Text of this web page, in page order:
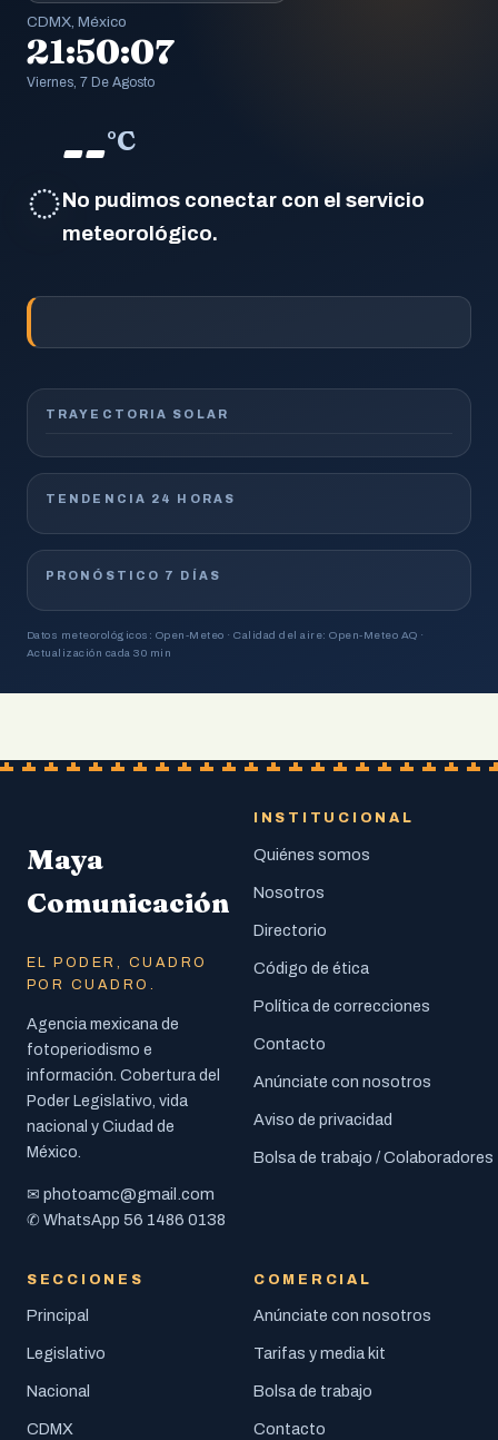
CDMX, México
21:50:08
Viernes, 7 De Agosto
◌
--°C
No pudimos conectar con el servicio
meteorológico.
TRAYECTORIA SOLAR
TENDENCIA 24 HORAS
PRONÓSTICO 7 DÍAS
Datos meteorológicos: Open-Meteo · Calidad del aire: Open-Meteo AQ ·
Actualización cada 30 min
Maya
Comunicación
EL PODER, CUADRO
POR CUADRO.
Agencia mexicana de
fotoperiodismo e
información. Cobertura del
Poder Legislativo, vida
nacional y Ciudad de
México.
✉ photoamc@gmail.com
✆ WhatsApp 56 1486 0138
INSTITUCIONAL
Quiénes somos
Nosotros
Directorio
Código de ética
Política de correcciones
Contacto
Anúnciate con nosotros
Aviso de privacidad
Bolsa de trabajo / Colaboradores
SECCIONES
Principal
Legislativo
Nacional
CDMX
COMERCIAL
Anúnciate con nosotros
Tarifas y media kit
Bolsa de trabajo
Contacto